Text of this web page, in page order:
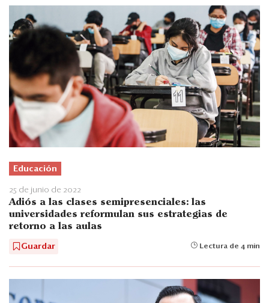
Educación
25 de junio de 2022
Adiós a las clases semipresenciales: las
universidades reformulan sus estrategias de
retorno a las aulas
Guardar Lectura de 4 min